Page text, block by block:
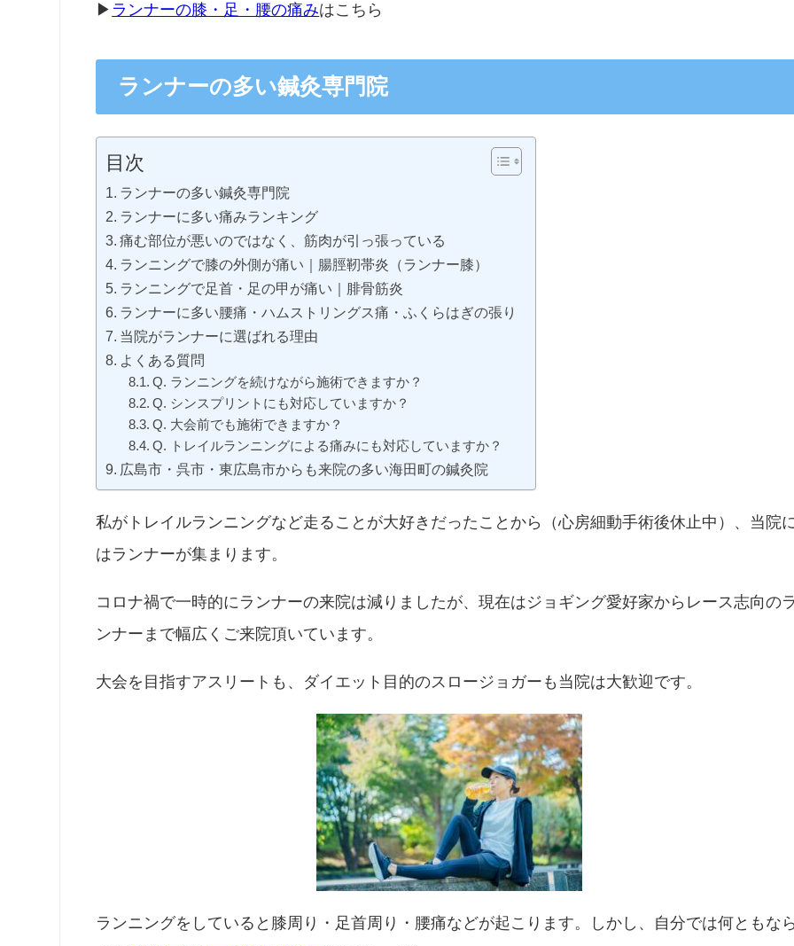
▶ ランナーの膝・足・腰の痛みはこちら
ランナーの多い鍼灸専門院
目次
ランナーの多い鍼灸専門院
ランナーに多い痛みランキング
痛む部位が悪いのではなく、筋肉が引っ張っている
ランニングで膝の外側が痛い｜腸脛靭帯炎（ランナー膝）
ランニングで足首・足の甲が痛い｜腓骨筋炎
ランナーに多い腰痛・ハムストリングス痛・ふくらはぎの張り
当院がランナーに選ばれる理由
よくある質問
Q. ランニングを続けながら施術できますか？
Q. シンスプリントにも対応していますか？
Q. 大会前でも施術できますか？
Q. トレイルランニングによる痛みにも対応していますか？
広島市・呉市・東広島市からも来院の多い海田町の鍼灸院
私がトレイルランニングなど走ることが大好きだったことから（心房細動手術後休止中）、当院
はランナーが集まります。
コロナ禍で一時的にランナーの来院は減りましたが、現在はジョギング愛好家からレース志向のラ
ンナーまで幅広くご来院頂いています。
大会を目指すアスリートも、ダイエット目的のスロージョガーも当院は大歓迎です。
ランニングをしていると膝周り・足首周り・腰痛などが起こります。しかし、自分では何ともなら